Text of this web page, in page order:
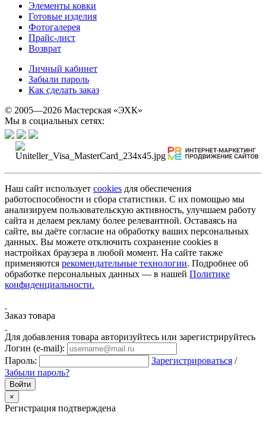
Элементы ковки
Готовые изделия
Фотогалерея
Прайс-лист
Возврат
Личный кабинет
Забыли пароль
Как сделать заказ
© 2005—2026 Мастерская «ЭХК»
Мы в социальных сетях:
Наш сайт использует cookies для обеспечения
работоспособности и сбора статистики. С их помощью мы
анализируем пользовательскую активность, улучшаем работу
сайта и делаем рекламу более релевантной. Оставаясь на
сайте, вы даёте согласие на обработку ваших персональных
данных. Вы можете отключить сохранение cookies в
настройках браузера в любой момент. На сайте также
применяются рекомендательные технологии. Подробнее об
обработке персональных данных — в нашей Политике
конфиденциальности.
Заказ товара
Для добавления товара авторизуйтесь или зарегистрируйтесь
Логин (e-mail):
Пароль:
Зарегистрироваться /
Забыли пароль?
×
Регистрация подтверждена